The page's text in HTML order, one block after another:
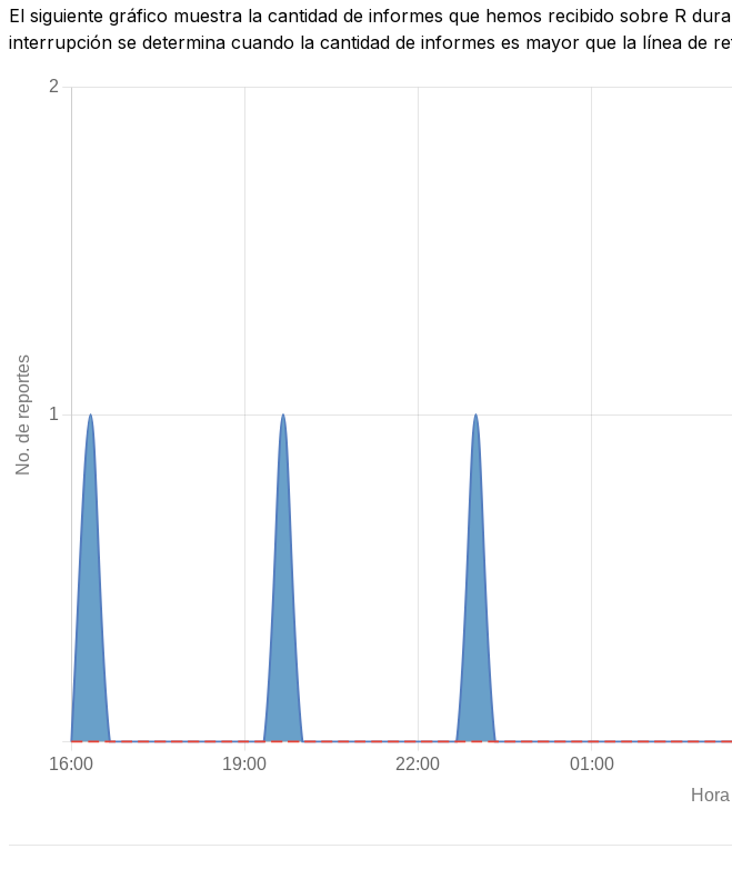
El siguiente gráfico muestra la cantidad de informes que hemos recibido sobre R
interrupción se determina cuando la cantidad de informes es mayor que la línea de